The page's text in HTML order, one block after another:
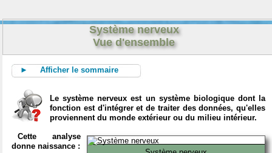
Système nerveux
Vue d'ensemble
► Afficher le sommaire
Le système nerveux est un système biologique dont la
fonction est d'intégrer et de traiter des données, qu'elles
proviennent du monde extérieur ou du milieu intérieur.
Cette analyse
donne naissance :